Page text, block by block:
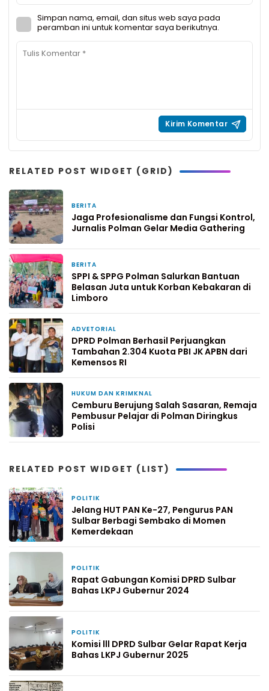
Simpan nama, email, dan situs web saya pada
peramban ini untuk komentar saya berikutnya.
RELATED POST WIDGET (GRID)
BERITA
Jaga Profesionalisme dan Fungsi Kontrol,
Jurnalis Polman Gelar Media Gathering
BERITA
SPPI & SPPG Polman Salurkan Bantuan
Belasan Juta untuk Korban Kebakaran di
Limboro
ADVETORIAL
DPRD Polman Berhasil Perjuangkan
Tambahan 2.304 Kuota PBI JK APBN dari
Kemensos RI
HUKUM DAN KRIMKNAL
Cemburu Berujung Salah Sasaran, Remaja
Pembusur Pelajar di Polman Diringkus
Polisi
RELATED POST WIDGET (LIST)
POLITIK
Jelang HUT PAN Ke-27, Pengurus PAN
Sulbar Berbagi Sembako di Momen
Kemerdekaan
POLITIK
Rapat Gabungan Komisi DPRD Sulbar
Bahas LKPJ Gubernur 2024
POLITIK
Komisi lll DPRD Sulbar Gelar Rapat Kerja
Bahas LKPJ Gubernur 2025